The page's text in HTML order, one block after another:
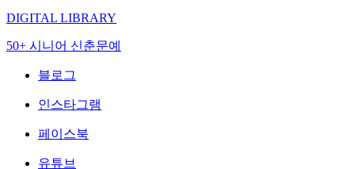
DIGITAL LIBRARY
50+ 시니어 신춘문예
블로그
인스타그램
페이스북
유튜브